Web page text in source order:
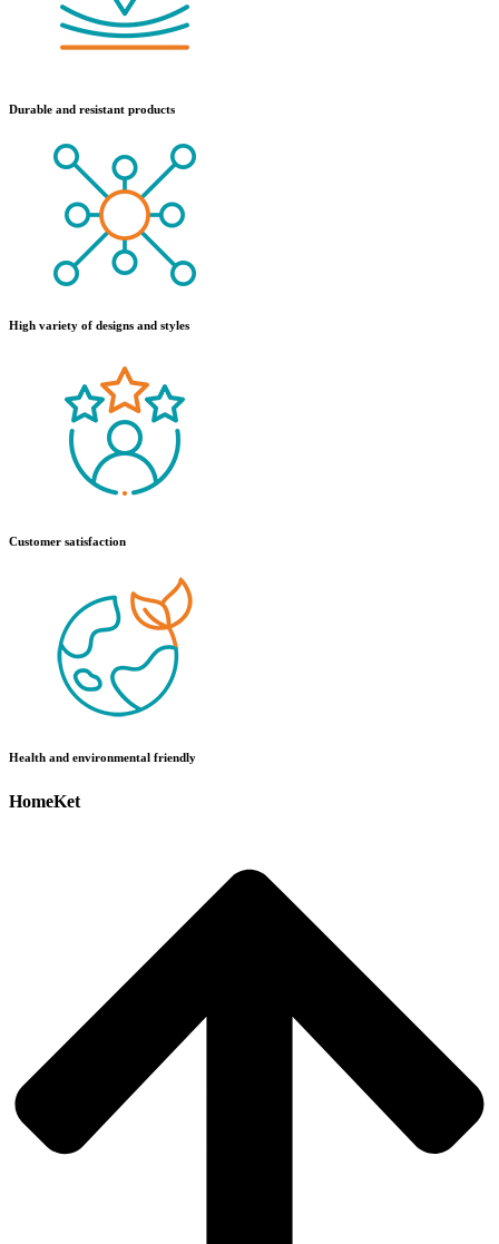
Durable and resistant products
High variety of designs and styles
Customer satisfaction
Health and environmental friendly
HomeKet